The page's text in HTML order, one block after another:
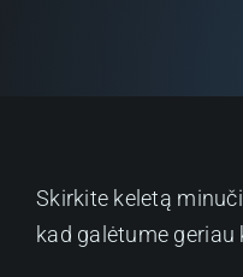
Skirkite keletą
kad galėtume